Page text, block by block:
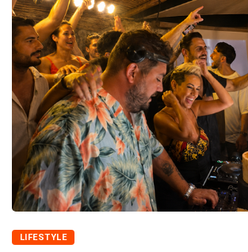
LIFESTYLE